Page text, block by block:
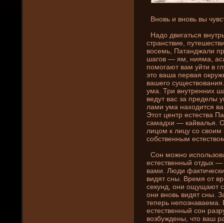
Вновь и вновь вы
Надо двигаться
странствие,
восемь, Патанджали
шагов — ям, ни­яма,
помогают вам уйти в
это ваша первая
вашего
ума. Три внутренни­х
ведут вас за преде­лы
лами ума находится
Этот центр естества
самадхи — кайвалья.
лицом к лицу со
собственным
Сон можно
естественный отдых —
вами. Люди
видят сны. Время от
секунд, они­ ощущают
они­ вновь видят сны.
теперь
естественный сон
возбужде­ны, что ваш